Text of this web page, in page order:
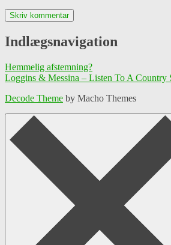
Indlægsnavigation
Hemmelig afstemning?
Loggins & Messina – Listen To A Country
Decode Theme by Macho Themes